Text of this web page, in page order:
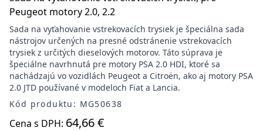
Peugeot motory 2.0, 2.2
Sada na vyťahovanie vstrekovacích trysiek je špeciálna sada
nástrojov určených na presné odstránenie vstrekovacích
trysiek z určitých dieselových motorov. Táto súprava je
špeciálne navrhnutá pre motory PSA 2.0 HDI, ktoré sa
nachádzajú vo vozidlách Peugeot a Citroën, ako aj motory PSA
2.0 JTD používané v modeloch Fiat a Lancia.
Kód produktu: MG50638
Cena s DPH: 64,66 €